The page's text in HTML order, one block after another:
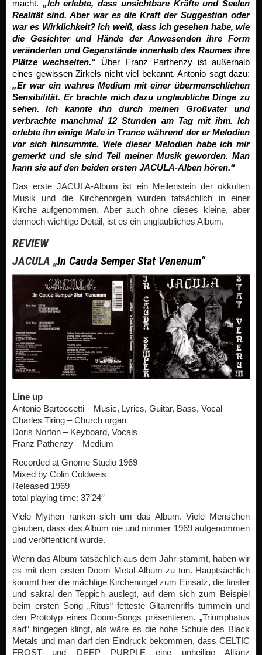
macht. „Ich erlebte, dass unsichtbare Kräfte und Seelen
Realität sind. Aber war es die Kraft der Suggestion oder
war es Wirklichkeit? Ich weiß, dass ich gesehen habe, wie
die Gesichter und Hände der Anwesenden ihre Form
veränderten und Gegenstände innerhalb des Raumes ihre
Plätze wechselten.“ Über Franz Parthenzy ist außerhalb
eines gewissen Zirkels nicht viel bekannt. Antonio sagt dazu:
„Er war ein wahres Medium mit einer übermenschlichen
Sensibilität. Er brachte mich dazu unglaubliche Dinge zu
sehen. Ich kannte ihn durch meinen Großvater und
verbrachte manchmal 12 Stunden am Tag mit ihm. Ich
erlebte ihn einige Male in Trance während der er Melodien
vor sich hinsummte. Viele dieser Melodien habe ich mir
gemerkt und sie sind Teil meiner Musik geworden. Man
kann sie auf den beiden ersten JACULA-Alben hören.“
Das erste JACULA-Album ist ein Meilenstein der okkulten
Musik und die Kirchenorgeln wurden tatsächlich in einer
Kirche aufgenommen. Aber auch ohne dieses kleine, aber
dennoch wichtige Detail, ist es ein unglaubliches Album.
REVIEW
JACULA „In Cauda Semper Stat Venenum“
Line up
Antonio Bartoccetti – Music, Lyrics, Guitar, Bass, Vocal
Charles Tiring – Church organ
Doris Norton – Keyboard, Vocals
Franz Pathenzy – Medium
Recorded at Gnome Studio 1969
Mixed by Colin Coldweis
Released 1969
total playing time: 37′24′′
Viele Mythen ranken sich um das Album. Viele Menschen
glauben, dass das Album nie und nimmer 1969 aufgenommen
und veröffentlicht wurde.
Wenn das Album tatsächlich aus dem Jahr stammt, haben wir
es mit dem ersten Doom Metal-Album zu tun. Hauptsächlich
kommt hier die mächtige Kirchenorgel zum Einsatz, die finster
und sakral den Teppich auslegt, auf dem sich zum Beispiel
beim ersten Song „Ritus“ fetteste Gitarrenriffs tummeln und
den Prototyp eines Doom-Songs präsentieren. „Triumphatus
sad“ hingegen klingt, als wäre es die hohe Schule des Black
Metals und man darf den Eindruck bekommen, dass CELTIC
FROST und DEEP PURPLE eine unheilige Allianz